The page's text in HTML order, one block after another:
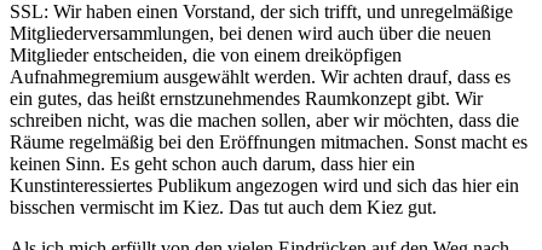
SSL: Wir haben einen Vorstand, der sich trifft, und unregelmäßige
Mitgliederversammlungen, bei denen wird auch über die neuen
Mitglieder entscheiden, die von einem dreiköpfigen
Aufnahmegremium ausgewählt werden. Wir achten drauf, dass es
ein gutes, das heißt ernstzunehmendes Raumkonzept gibt. Wir
schreiben nicht, was die machen sollen, aber wir möchten, dass die
Räume regelmäßig bei den Eröffnungen mitmachen. Sonst macht es
keinen Sinn. Es geht schon auch darum, dass hier ein
Kunstinteressiertes Publikum angezogen wird und sich das hier ein
bisschen vermischt im Kiez. Das tut auch dem Kiez gut.